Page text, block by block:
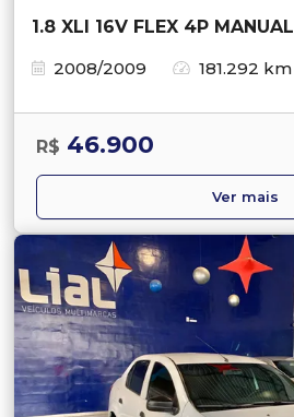
1.8 XLI 16V FLEX 4P MANUAL
2008/2009
181.292 km
R$ 46.900
Ver mais